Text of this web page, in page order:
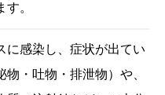
。
に感染し、症状が出てい
・吐物・排泄物）や、